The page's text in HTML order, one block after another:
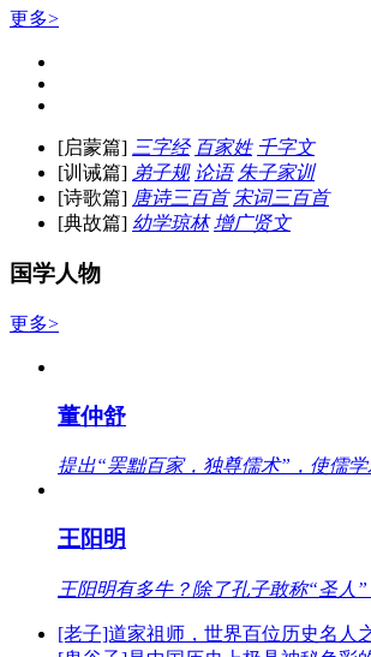
更多>
[启蒙篇] 三字经 百家姓 千字文
[训诫篇] 弟子规 论语 朱子家训
[诗歌篇] 唐诗三百首 宋词三百首
[典故篇] 幼学琼林 增广贤文
国学人物
更多>
董仲舒
提出“罢黜百家，独尊儒术”，使儒
王阳明
王阳明有多牛？除了孔子敢称“圣人
[老子]道家祖师，世界百位历史名人